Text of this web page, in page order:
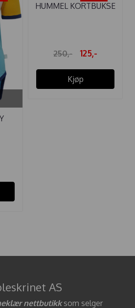
HUMMEL KORTBUKSE
250,- 125,-
Kjøp
AS
nettbutikksom selger